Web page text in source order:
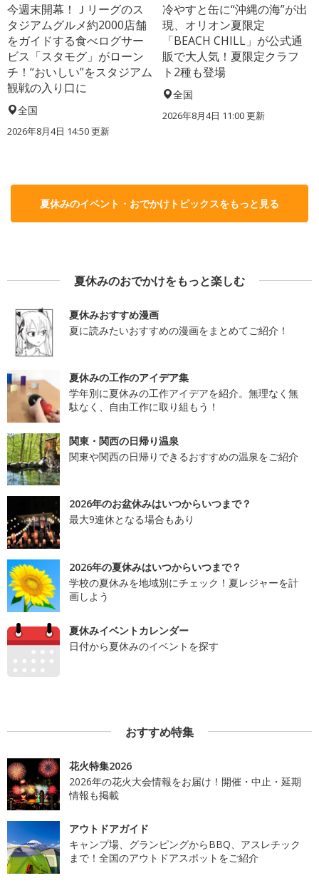
今週末開幕！Ｊリーグのス
タジアムグルメ約2000店舗
をガイドする食べログサー
ビス「スタモグ」がローン
チ！“おいしい”をスタジアム
観戦の入り口に
全国
2026年8月4日 14:50更新
冷やすと缶に“沖縄の海”が出
現、オリオン夏限定
「BEACH CHILL」が公式通
販で大人気！夏限定クラフ
ト2種も登場
全国
2026年8月4日 11:00更新
夏休みのイベント・おでかけトピックスをもっと見る
夏休みのおでかけをもっと楽しむ
夏休みおすすめ漫画
夏に読みたいおすすめの漫画をまとめてご紹介！
夏休みの工作のアイデア集
学年別に夏休みの工作アイデアを紹介。無理なく無
駄なく、自由工作に取り組もう！
関東・関西の日帰り温泉
関東や関西の日帰りできるおすすめの温泉をご紹介
2026年のお盆休みはいつからいつまで？
最大9連休となる場合もあり
2026年の夏休みはいつからいつまで？
学校の夏休みを地域別にチェック！夏レジャーを計
画しよう
夏休みイベントカレンダー
日付から夏休みのイベントを探す
おすすめ特集
花火特集2026
2026年の花火大会情報をお届け！開催・中止・延期
情報も掲載
アウトドアガイド
キャンプ場、グランピングからBBQ、アスレチック
まで！全国のアウトドアスポットをご紹介